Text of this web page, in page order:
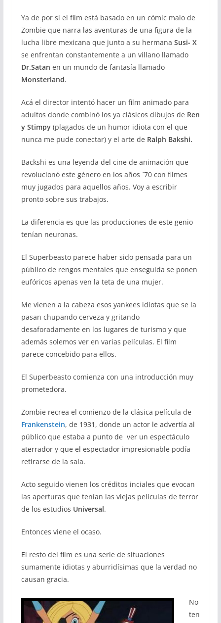
Ya de por si el film está basado en un cómic malo de
Zombie que narra las aventuras de una figura de la
lucha libre mexicana que junto a su hermana Susi- X
se enfrentan constantemente a un villano llamado
Dr.Satan en un mundo de fantasía llamado
Monsterland.
Acá el director intentó hacer un film animado para
adultos donde combinó los ya clásicos dibujos de Ren
y Stimpy(plagados de un humor idiota con el que
nunca me pude conectar) y el arte de Ralph Bakshi.
Backshi es una leyenda del cine de animación que
revolucionó este género en los años ´70 con filmes
muy jugados para aquellos años. Voy a escribir
pronto sobre sus trabajos.
La diferencia es que las producciones de este genio
tenían neuronas.
El Superbeasto parece haber sido pensada para un
público de rengos mentales que enseguida se ponen
eufóricos apenas ven la teta de una mujer.
Me vienen a la cabeza esos yankees idiotas que se la
pasan chupando cerveza y gritando
desaforadamente en los lugares de turismo y que
además solemos ver en varias películas. El film
parece concebido para ellos.
El Superbeasto comienza con una introducción muy
prometedora.
Zombie recrea el comienzo de la clásica película de
Frankenstein, de 1931, donde un actor le advertía al
público que estaba a punto de ver un espectáculo
aterrador y que el espectador impresionable podía
retirarse de la sala.
Acto seguido vienen los créditos inciales que evocan
las aperturas que tenían las viejas películas de terror
de los estudios Universal.
Entonces viene el ocaso.
El resto del film es una serie de situaciones
sumamente idiotas y aburridísimas que la verdad no
causan gracia.
No
ten